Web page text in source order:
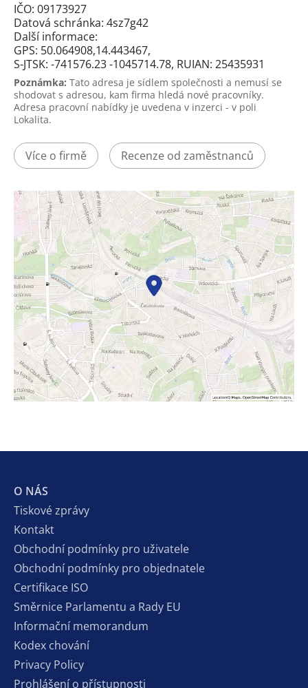
IČO: 09173927
Datová schránka: 4sz7g42
Další informace:
GPS: 50.064908,14.443467,
S-JTSK: -741576.23 -1045714.78, RUIAN: 25435931
Poznámka: Tato adresa je sídlem společnosti a nemusí se
shodovat s adresou, kam firma hledá nové pracovníky.
Adresa pracovní nabídky je uvedena v inzerci - v poli
Lokalita.
Více o firmě Recenze od zaměstnanců
O NÁS
Tiskové zprávy
Kontakt
Obchodní podmínky pro uživatele
Obchodní podmínky pro objednatele
Certifikace ISO
Směrnice Parlamentu a Rady EU
Informační memorandum
Kodex chování
Privacy Policy
Prohlášení o přístupnosti